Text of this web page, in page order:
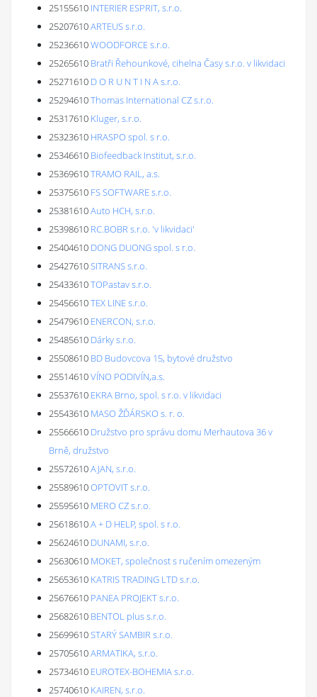
25155610 INTERIER ESPRIT, s.r.o.
25207610ARTEUS s.r.o.
25236610WOODFORCE s.r.o.
25265610 Bratři Řehounkové, cihelna Časy s.r.o. v likvidaci
25271610 D O R U N T I N A s.r.o.
25294610Thomas International CZ s.r.o.
25317610 Kluger, s.r.o.
25323610 HRASPO spol. s r.o.
25346610 Biofeedback Institut, s.r.o.
25369610TRAMO RAIL, a.s.
25375610 FS SOFTWARE s.r.o.
25381610Auto HCH, s.r.o.
25398610 RC.BOBR s.r.o. 'v likvidaci'
25404610 DONG DUONG spol. s r.o.
25427610SITRANS s.r.o.
25433610TOPastav s.r.o.
25456610TEX LINE s.r.o.
25479610 ENERCON, s.r.o.
25485610 Dárky s.r.o.
25508610 BD Budovcova 15, bytové družstvo
25514610VÍNO PODIVÍN,a.s.
25537610 EKRA Brno, spol. s r.o. v likvidaci
25543610 MASO ŽĎÁRSKO s. r. o.
25566610 Družstvo pro správu domu Merhautova 36 v
Brně, družstvo
25572610AJAN, s.r.o.
25589610OPTOVIT s.r.o.
25595610 MERO CZ s.r.o.
25618610A + D HELP, spol. s r.o.
25624610 DUNAMI, s.r.o.
25630610 MOKET, společnost s ručením omezeným
25653610 KATRIS TRADING LTD s.r.o.
25676610 PANEA PROJEKT s.r.o.
25682610 BENTOL plus s.r.o.
25699610STARÝ SAMBIR s.r.o.
25705610ARMATIKA, s.r.o.
25734610 EUROTEX-BOHEMIA s.r.o.
25740610 KAIREN, s.r.o.